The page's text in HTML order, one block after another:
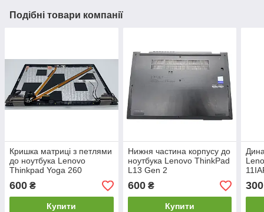
Подібні товари компанії
Кришка матриці з петлями
до ноутбука Lenovo
Thinkpad Yoga 260
600 ₴
Купити
Нижня частина корпусу до
ноутбука Lenovo ThinkPad
L13 Gen 2
600₴
Купити
300